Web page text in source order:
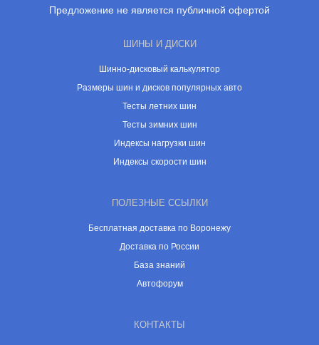
Предложение не является публичной офертой
ШИНЫ И ДИСКИ
Шинно-дисковый калькулятор
Размеры шин и дисков популярных авто
Тесты летних шин
Тесты зимних шин
Индексы нагрузки шин
Индексы скорости шин
ПОЛЕЗНЫЕ ССЫЛКИ
Бесплатная доставка по Воронежу
Доставка по России
База знаний
Автофорум
КОНТАКТЫ